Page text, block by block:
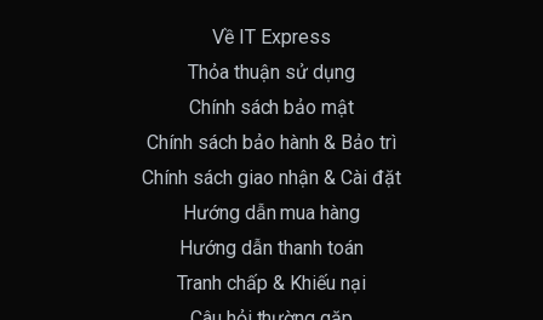
Về IT Express
Thỏa thuận sử dụng
Chính sách bảo mật
Chính sách bảo hành & Bảo trì
Chính sách giao nhận & Cài đặt
Hướng dẫn mua hàng
Hướng dẫn thanh toán
Tranh chấp & Khiếu nại